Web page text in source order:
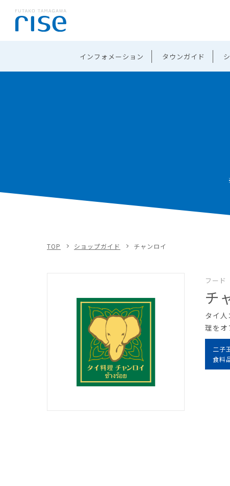
インフォメーション タウンガイド
TOP ショップガイド チャンロイ
フード
チ
タイ
理をオ
二子
食料